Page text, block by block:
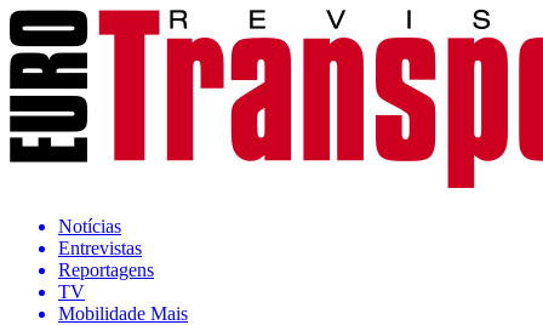
Notícias
Entrevistas
Reportagens
TV
Mobilidade Mais